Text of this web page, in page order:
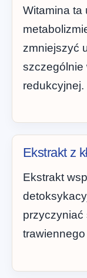
Witamina ta
zmniejszyć
szczególnie
redukcyjnej.
Ekstrakt z
Ekstrakt
przyczyniać
trawiennego